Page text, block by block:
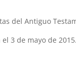
del Antiguo
el 3 de mayo de 2015.